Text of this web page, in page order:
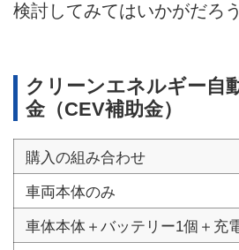
検討してみてはいかがだろう
クリーンエネルギー自
金（CEV補助金）
購入の組み合わせ
車両本体のみ
車体本体＋バッテリー1個＋充